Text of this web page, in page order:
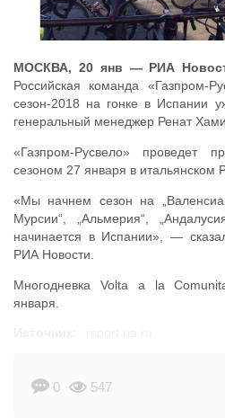
МОСКВА, 20 янв — РИА
Российская команда «Газпром-
сезон-2018 на гонке в Испании
генеральный менеджер Ренат
«Газпром-Русвело» проведет
сезоном 27 января в итальянском
«Мы начнем сезон на
Мурсии“, „Альмерия“,
начинается в Испании», —
РИА Новости.
Многодневка Volta a la
января.
0 547